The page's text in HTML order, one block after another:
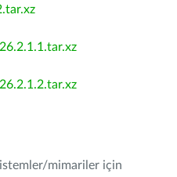
mimariler için